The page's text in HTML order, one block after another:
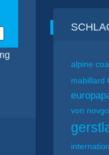
alpine
mabillard
von